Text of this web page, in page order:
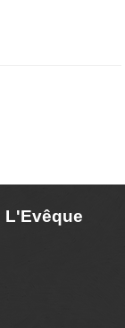
L'Evêque